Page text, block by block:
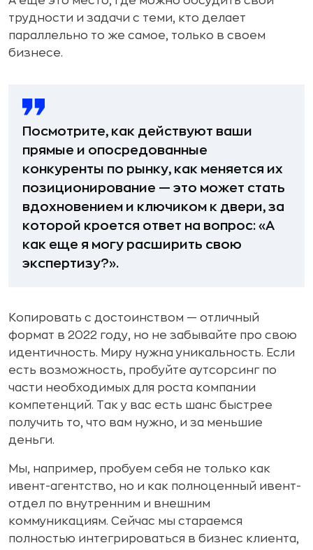
трудности и задачи с теми, кто делает
параллельно то же самое, только в своем
бизнесе.
Посмотрите, как действуют ваши
прямые и опосредованные
конкуренты по рынку, как меняется их
позиционирование — это может стать
вдохновением и ключиком к двери, за
которой кроется ответ на вопрос: «А
как еще я могу расширить свою
экспертизу?».
Копировать с достоинством — отличный
формат в 2022 году, но не забывайте про свою
идентичность. Миру нужна уникальность. Если
есть возможность, пробуйте аутсорсинг по
части необходимых для роста компании
компетенций. Так у вас есть шанс быстрее
получить то, что вам нужно, и за меньшие
деньги.
Мы, например, пробуем себя не только как
ивент-агентство, но и как полноценный ивент-
отдел по внутренним и внешним
коммуникациям. Сейчас мы стараемся
полностью интегрироваться в бизнес клиента,